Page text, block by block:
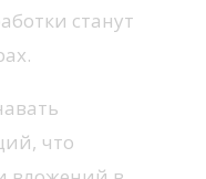
станут
что